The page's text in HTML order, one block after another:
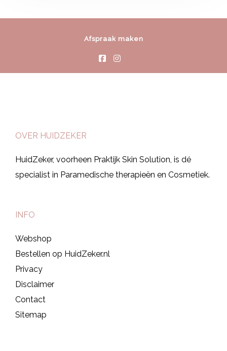
Afspraak maken
OVER HUIDZEKER
HuidZeker, voorheen Praktijk Skin Solution, is dé
specialist in Paramedische therapieën en Cosmetiek.
INFO
Webshop
Bestellen op HuidZeker.nl
Privacy
Disclaimer
Contact
Sitemap